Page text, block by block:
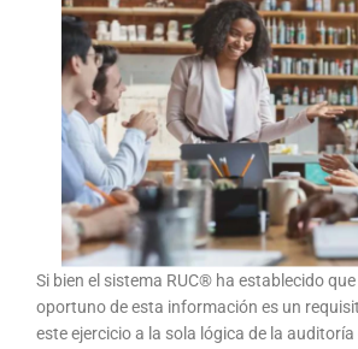
Si bien el sistema RUC® ha establecido
oportuno de esta información es un
este ejercicio a la sola lógica de la